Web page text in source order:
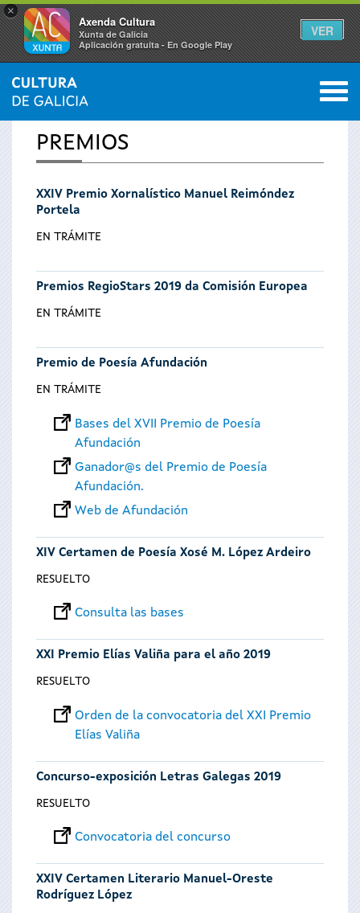
×
Axenda Cultura
Xunta de Galicia
Aplicación gratuíta - En Google Play
VER
Se
encuentra
usted
aquí
INICIO 0
PREMIOS
XXIV Premio Xornalístico Manuel Reimóndez
Portela
EN TRÁMITE
Premios RegioStars 2019 da Comisión Europea
EN TRÁMITE
Premio de Poesía Afundación
EN TRÁMITE
Bases del XVII Premio de Poesía
Afundación
Ganador@s del Premio de Poesía
Afundación.
Web de Afundación
XIV Certamen de Poesía Xosé M. López Ardeiro
RESUELTO
Consulta las bases
XXI Premio Elías Valiña para el año 2019
RESUELTO
Orden de la convocatoria del XXI Premio
Elías Valiña
Concurso-exposición Letras Galegas 2019
RESUELTO
Convocatoria del concurso
XXIV Certamen Literario Manuel-Oreste
Rodríguez López